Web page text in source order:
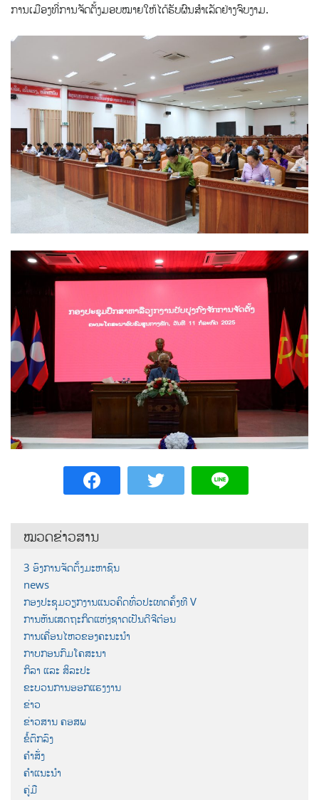
ການເມືອງທີ່ການຈັດຕັ້ງມອບໝາຍໃຫ້ໄດ້ຮັບຜົນສໍາເລັດຢ່າງຈົບງາມ.
ໝວດຂ່າວສານ
3 ອົງການຈັດຕັ້ງມະຫາຊົນ
news
ກອງປະຊຸມວຽກງານແນວຄິດທົ່ວປະເທດຄັ້ງທີ V
ການຫັນເສດຖະກິດແຫ່ງຊາດເປັນດີຈີຕ໋ອນ
ການເຄື່ອນໄຫວຂອງຄະນະນຳ
ກາບກອນກົມໂຄສະນາ
ກິລາ ແລະ ສິລະປະ
ຂະບວນການອອກແຮງງານ
ຂ່າວ
ຂ່າວສານ ຄອສພ
ຂໍ້ຕົກລົງ
ຄຳສັ່ງ
ຄຳແນະນຳ
ຄູ່ມື